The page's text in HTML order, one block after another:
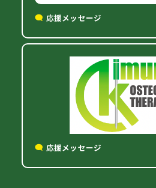
応援メッセージ
応援メッセージ